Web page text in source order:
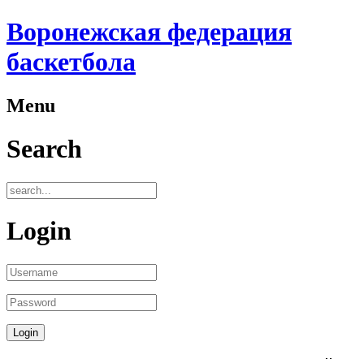
Воронежская федерация
баскетбола
Menu
Search
Login